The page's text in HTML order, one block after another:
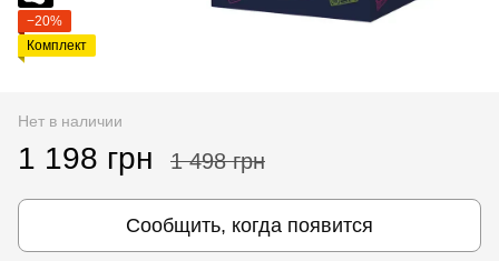
−20%
Комплект
Нет в наличии
1 198 грн 1 498 грн
Сообщить, когда появится